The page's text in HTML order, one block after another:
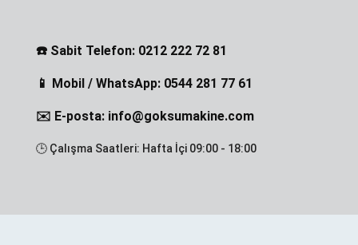
☎️ Sabit Telefon: 0212 222 72 81
📱 Mobil / WhatsApp: 0544 281 77 61
✉️ E-posta: info@goksumakine.com
🕒 Çalışma Saatleri: Hafta İçi 09:00 - 18:00